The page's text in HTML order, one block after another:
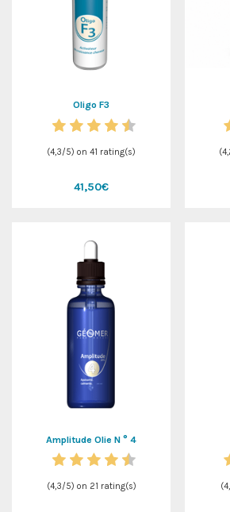
Oligo F3
(4,3/5) on41 rating(s)
41,50€
(
Amplitude Olie N ° 4
(4,3/5) on 21 rating(s) (